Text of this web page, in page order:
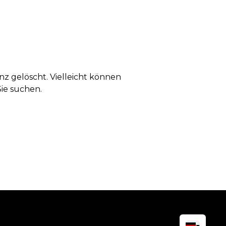
gelöscht. Vielleicht können
suchen.